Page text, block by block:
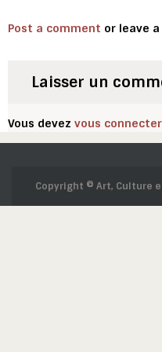
Post a comment or leave
Laisser un
Vous devez vous connecter
Copyright © Art, Culture